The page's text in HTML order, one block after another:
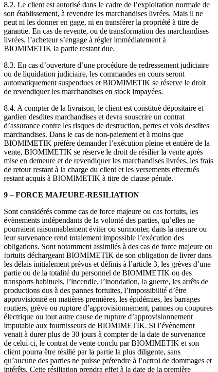
8.2. Le client est autorisé dans le cadre de l’exploitation normale de
son établissement, à revendre les marchandises livrées. Mais il ne
peut ni les donner en gage, ni en transférer la propriété à titre de
garantie. En cas de revente, ou de transformation des marchandises
livrées, l’acheteur s’engage à régler immédiatement à
BIOMIMETIK la partie restant due.
8.3. En cas d’ouverture d’une procédure de redressement judiciaire
ou de liquidation judiciaire, les commandes en cours seront
automatiquement suspendues et BIOMIMETIK se réserve le droit
de revendiquer les marchandises en stock impayées.
8.4. A compter de la livraison, le client est constitué dépositaire et
gardien desdites marchandises et devra souscrire un contrat
d’assurance contre les risques de destruction, pertes et vols desdites
marchandises. Dans le cas de non-paiement et à moins que
BIOMIMETIK préfère demander l’exécution pleine et entière de la
vente, BIOMIMETIK se réserve le droit de résilier la vente après
mise en demeure et de revendiquer les marchandises livrées, les frais
de retour restant à la charge du client et les versements effectués
restant acquis à BIOMIMETIK à titre de clause pénale.
9 – FORCE MAJEURE-RESILIATION
Sont considérés comme cas de force majeure ou cas fortuits, les
évènements indépendants de la volonté des parties, qu’elles ne
pourraient raisonnablement éviter ou surmonter, dans la mesure ou
leur survenance rend totalement impossible l’exécution des
obligations. Sont notamment assimilés à des cas de force majeure ou
fortuits déchargeant BIOMIMETIK de son obligation de livrer dans
les délais initialement prévus et définis à l’article 3, les grèves d’une
partie ou de la totalité du personnel de BIOMIMETIK ou des
transports habituels, l’incendie, l’inondation, la guerre, les arrêts de
productions dus à des pannes fortuites, l’impossibilité d’être
approvisionné en matières premières, les épidémies, les barrages
routiers, grève ou rupture d’approvisionnement, pannes ou coupures
électrique ou tout autre cause de rupture d’approvisionnement
imputable aux fournisseurs de BIOMIMETIK. Si l’évènement
venait à durer plus de 30 jours à compter de la date de survenance
de celui-ci, le contrat de vente conclu par BIOMIMETIK et son
client pourra être résilié par la partie la plus diligente, sans
qu’aucune des parties ne puisse prétendre à l’octroi de dommages et
intérêts. Cette résiliation prendra effet à la date de la première